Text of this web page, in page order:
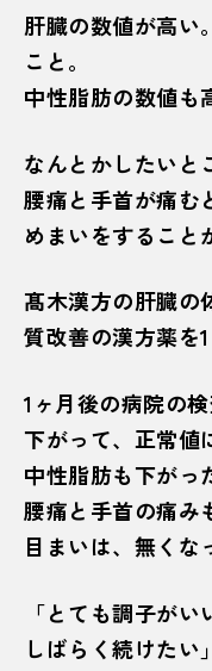
肝臓の数値が高い
こと。
中性脂肪の数値も
なんとかしたいと
腰痛と手首が痛む
めまいをすること
髙木漢方の肝臓の
質改善の漢方薬を
1ヶ月後の病院の
下がって、正常値
中性脂肪も下がっ
腰痛と手首の痛み
目まいは、無くな
「とても調子が
しばらく続けたい